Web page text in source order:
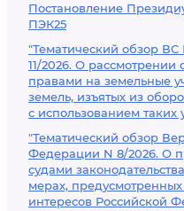
Постановление
ПЭК25
"Тематический обзор
11/2026. О рассмотрении
правами на земельные
земель, изъятых из
с использованием таких
"Тематический обзор
Федерации N 8/2026. О
судами
мерах,
интересов Российской